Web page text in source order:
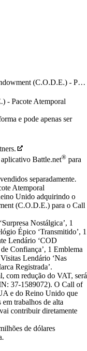
(C.O.D.E.) - Pacote Atemporal
- Pacote Atemporal
e pode apenas ser
Battle.net® para
separadamente.
Atemporal
Unido adquirindo o
(C.O.D.E.) para o Call
Nostálgica’, 1
Épico ‘Transmitido’, 1
Lendário ‘COD
Confiança’, 1 Emblema
Lendário ‘Nas
Registrada’.
com redução do VAT, será
37-1589072). O Call of
e do Reino Unido que
em trabalhos de alta
contribuir diretamente
de dólares